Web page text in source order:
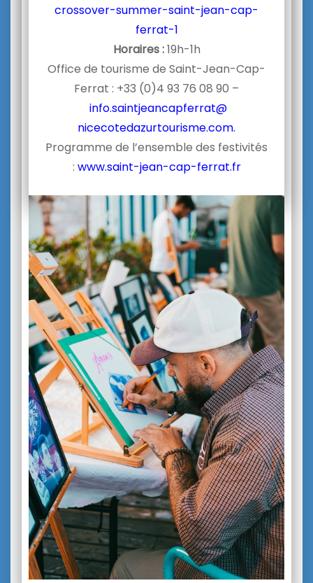
crossover-summer-saint-jean-cap-
ferrat-1
Horaires :19h-1h
Office de tourisme de Saint-Jean-Cap-
Ferrat : +33 (0)4 93 76 08 90 –
info.saintjeancapferrat@
nicecotedazurtourisme.com.
Programme de l’ensemble des festivités
: www.saint-jean-cap-ferrat.fr